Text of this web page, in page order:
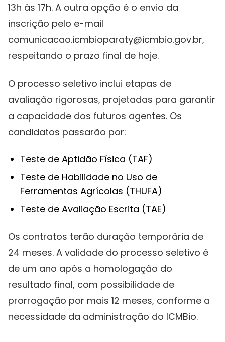
13h às 17h. A outra opção é o envio da
inscrição pelo e-mail
comunicacao.icmbioparaty@icmbio.gov.br,
respeitando o prazo final de hoje.
O processo seletivo inclui etapas de
avaliação rigorosas, projetadas para garantir
a capacidade dos futuros agentes. Os
candidatos passarão por:
Teste de Aptidão Física (TAF)
Teste de Habilidade no Uso de
Ferramentas Agrícolas (THUFA)
Teste de Avaliação Escrita (TAE)
Os contratos terão duração temporária de
24 meses. A validade do processo seletivo é
de um ano após a homologação do
resultado final, com possibilidade de
prorrogação por mais 12 meses, conforme a
necessidade da administração do ICMBio.